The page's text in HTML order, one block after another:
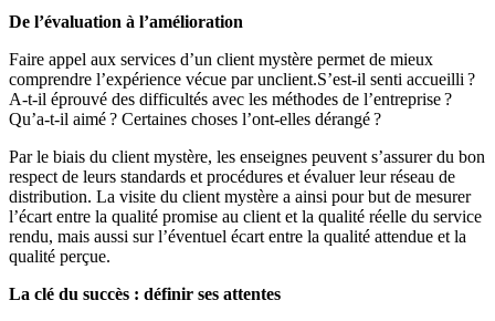
De l’évaluation à l’amélioration
Faire appel aux services d’un client mystère permet de mieux
comprendre l’expérience vécue par unclient.S’est-il senti accueilli ?
A-t-il éprouvé des difficultés avec les méthodes de l’entreprise ?
Qu’a-t-il aimé ? Certaines choses l’ont-elles dérangé ?
Par le biais du client mystère, les enseignes peuvent s’assurer du bon
respect de leurs standards et procédures et évaluer leur réseau de
distribution. La visite du client mystère a ainsi pour but de mesurer
l’écart entre la qualité promise au client et la qualité réelle du service
rendu, mais aussi sur l’éventuel écart entre la qualité attendue et la
qualité perçue.
La clé du succès : définir ses attentes